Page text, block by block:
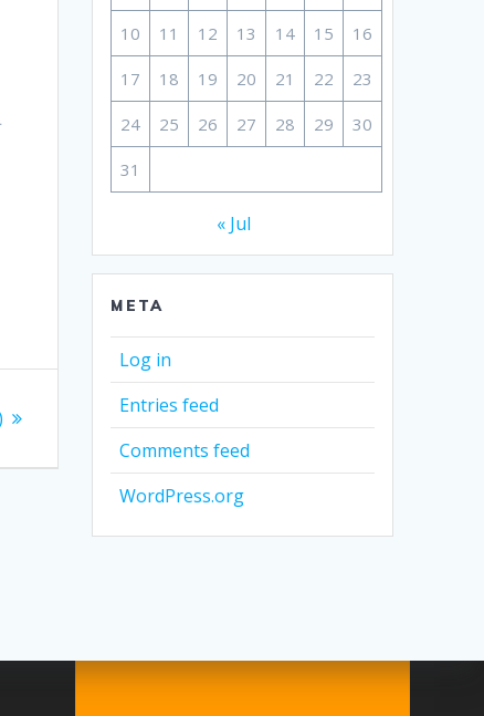
10 11 12 13 14 15 16
17 18 19 20 21 22 23
24 25 26 27 28 29 30
31
« Jul
META
Log in
Entries feed
Comments feed
WordPress.org